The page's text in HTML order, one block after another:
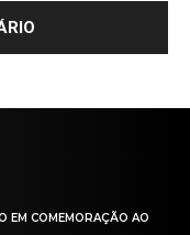
EM COMEMORAÇÃO AO